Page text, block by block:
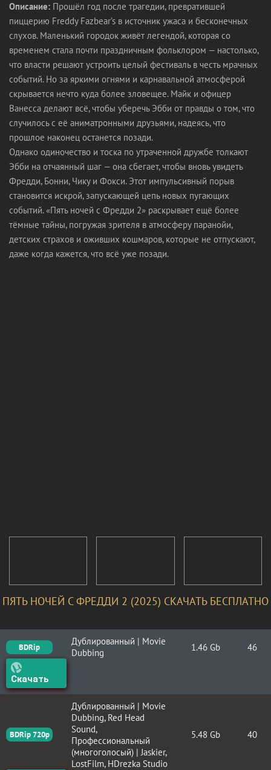
Описание: Прошёл год после трагедии, превратившей
пиццерию Freddy Fazbear’s в источник ужаса и бесконечных
слухов. Маленький городок живёт легендой, которая со
временем стала почти праздничным фольклором — настолько,
что власти решают устроить целый фестиваль в честь мрачных
событий. Но за яркими огнями и карнавальной атмосферой
скрывается нечто куда более зловещее. Майк и офицер
Ванесса делают всё, чтобы уберечь Эбби от правды о том, что
случилось с её аниматронными друзьями, надеясь, что
прошлое наконец останется позади.
Однако одиночество и тоска по утраченной дружбе толкают
Эбби на отчаянный шаг — она сбегает, чтобы вновь увидеть
Фредди, Бонни, Чику и Фокси. Этот импульсивный порыв
становится искрой, запускающей цепь новых пугающих
событий. «Пять ночей с Фредди 2» раскрывает ещё более
тёмные тайны, погружая зрителя в атмосферу паранойи,
детских страхов и оживших кошмаров, которые не отпускают,
даже когда кажется, что всё уже позади.
ПЯТЬ НОЧЕЙ С ФРЕДДИ 2 (2025) СКАЧАТЬ БЕСПЛАТНО
BDRip
Дублированный | Movie
Dubbing
1.46 Gb 46
Скачать
BDRip 720p
Дублированный | Movie
Dubbing, Red Head
Sound,
Профессиональный
(многоголосый) | Jaskier,
LostFilm, HDrezka Studio
5.48 Gb 40